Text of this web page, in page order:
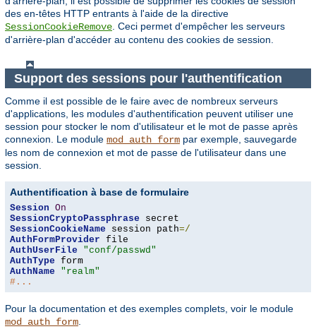
des en-têtes HTTP entrants à l'aide de la directive
SessionCookieRemove . Ceci permet d'empêcher les serveurs
d'arrière-plan d'accéder au contenu des cookies de session.
Support des sessions pour l'authentification
Comme il est possible de le faire avec de nombreux serveurs
d'applications, les modules d'authentification peuvent utiliser une
session pour stocker le nom d'utilisateur et le mot de passe après
connexion. Le module mod_auth_form par exemple, sauvegarde
les nom de connexion et mot de passe de l'utilisateur dans une
session.
Authentification à base de formulaire
Session On
SessionCryptoPassphrase
SessionCookieName session path=/
AuthFormProvider
AuthUserFile
"conf/passwd"
AuthType
AuthName
"realm"
#...
Pour la documentation et des exemples complets, voir le module
mod_auth_form.